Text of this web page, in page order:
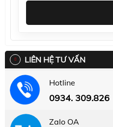
LIÊN HỆ TƯ VẤN
Hotline
0934. 309.826
Zalo OA